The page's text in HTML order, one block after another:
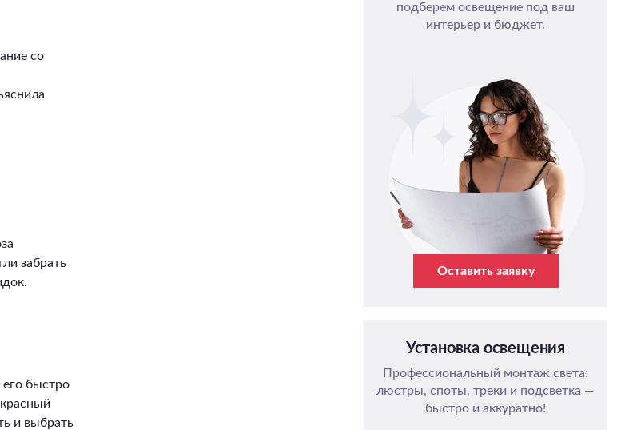
со
забрать
быстро
и выбрать
подберем освещение под ваш
интерьер и бюджет.
Оставить заявку
Установка освещения
Профессиональный монтаж света:
люстры, споты, треки и подсветка —
быстро и аккуратно!